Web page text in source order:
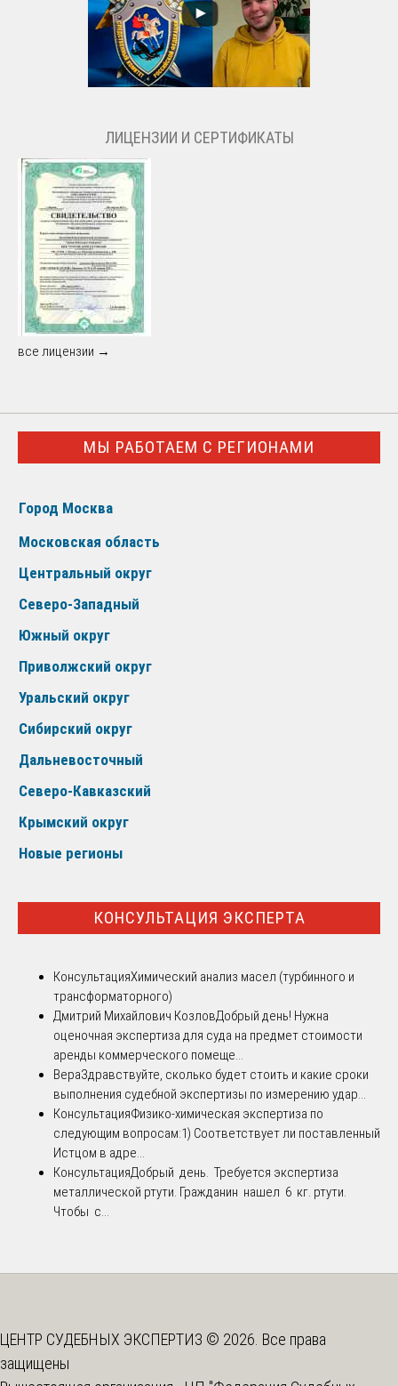
ЛИЦЕНЗИИ И СЕРТИФИКАТЫ
все лицензии →
МЫ РАБОТАЕМ С РЕГИОНАМИ
Город Москва
Московская область
Центральный округ
Северо-Западный
Южный округ
Приволжский округ
Уральский округ
Сибирский округ
Дальневосточный
Северо-Кавказский
Крымский округ
Новые регионы
КОНСУЛЬТАЦИЯ ЭКСПЕРТА
КонсультацияХимический анализ масел (турбинного и
трансформаторного)
Дмитрий Михайлович КозловДобрый день! Нужна
оценочная экспертиза для суда на предмет стоимости
аренды коммерческого помеще...
ВераЗдравствуйте, сколько будет стоить и какие сроки
выполнения судебной экспертизы по измерению удар...
КонсультацияФизико-химическая экспертиза по
следующим вопросам:1) Соответствует ли поставленный
Истцом в адре...
КонсультацияДобрый день. Требуется экспертиза
металлической ртути. Гражданин нашел 6 кг. ртути.
Чтобы с...
ЦЕНТР СУДЕБНЫХ ЭКСПЕРТИЗ © 2026. Все права
защищены